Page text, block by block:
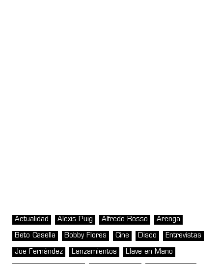
Actualidad Alexis Puig Alfredo Rosso Arenga
Beto Casella Bobby Flores Cine Disco Entrevistas
Joe Fernández Lanzamientos Llave en Mano